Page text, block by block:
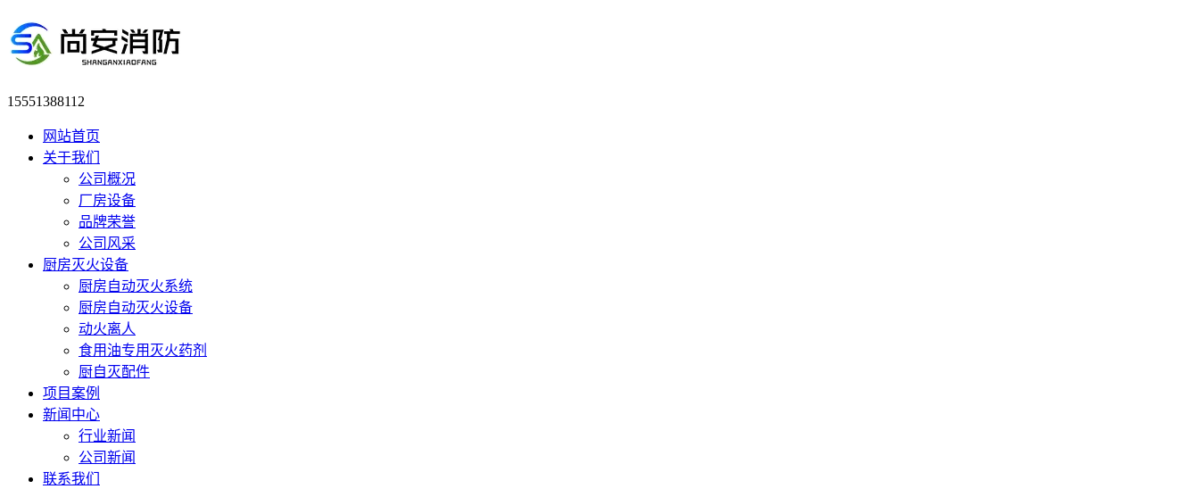
15551388112
网站首页
关于我们
公司概况
厂房设备
品牌荣誉
公司风采
厨房灭火设备
厨房自动灭火系统
厨房自动灭火设备
动火离人
食用油专用灭火药剂
厨自灭配件
项目案例
新闻中心
行业新闻
公司新闻
联系我们